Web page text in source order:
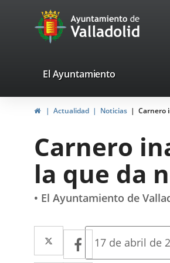
Portal
Web
Ayuntamiento
de
valladolid.es
El Ayuntamiento
InicioActualidad Noticias Carnero
Carnero
la que da
• El Ayuntamiento de
Twitter
Enlace
a
Facebook
Enlace
Fecha
17 de abril de